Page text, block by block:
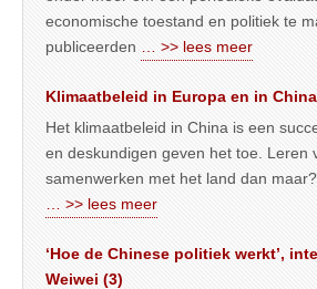
economische toestand en politiek te
publiceerden
… >> lees meer
Klimaatbeleid in Europa en in
Het klimaatbeleid in China is een
en deskundigen geven het toe. Leren
samenwerken met het land dan maar?
… >> lees meer
‘Hoe de Chinese politiek werkt’,
Weiwei (3)